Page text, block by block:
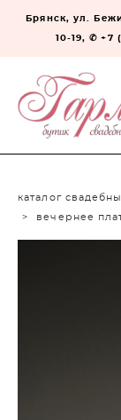
Брянск, ул.
10-19, ✆ +7
каталог
>
вечернее